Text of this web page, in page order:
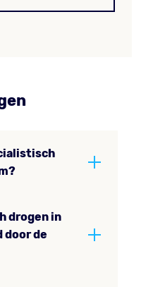
drogen in
door de